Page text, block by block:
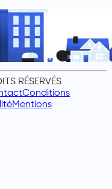
RÉSERVÉS
Conditions
Mentions